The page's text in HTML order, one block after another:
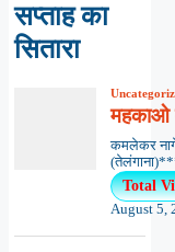
सप्ताह का
सितारा
महकाओ
कमलेकर
Total
August 5,